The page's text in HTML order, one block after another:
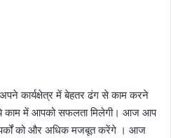
कार्यक्षेत्र में बेहतर ढंग से काम करने
काम में आपको सफलता मिलेगी। आज आप
को और अधिक मजबूत करेंगे । आज